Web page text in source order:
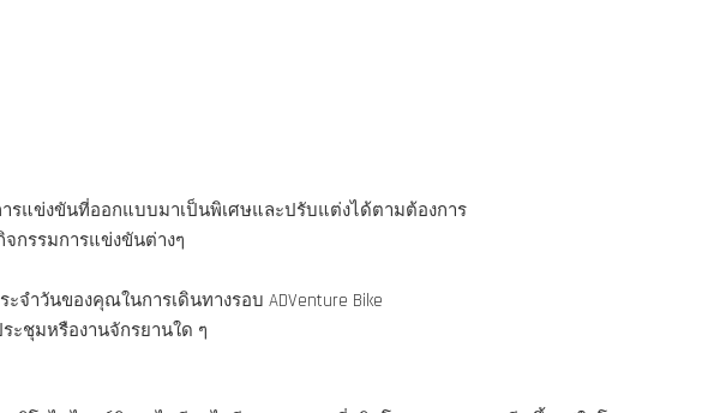
รแข่งขันที่ออกแบบมาเป็นพิเศษและปรับแต่งได้ตามต้องการ
จกรรมการแข่งขันต่างๆ
ำวันของคุณในการเดินทางรอบ ADVenture Bike
ะชุมหรืองานจักรยานใด ๆ